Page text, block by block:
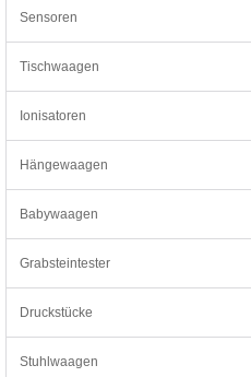
Sensoren
Tischwaagen
Ionisatoren
Hängewaagen
Babywaagen
Grabsteintester
Druckstücke
Stuhlwaagen